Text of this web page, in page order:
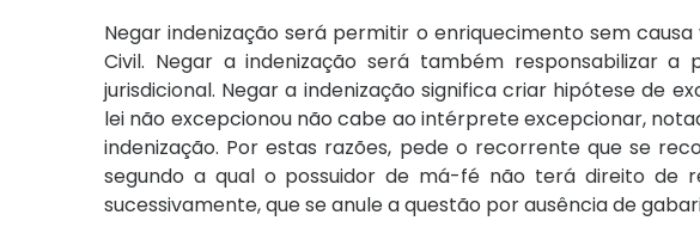
Negar indenização será permitir o enriquecimento sem
Civil. Negar a indenização será também responsabilizar
jurisdicional. Negar a indenização significa criar hipótese de
lei não excepcionou não cabe ao intérprete excepcionar,
indenização. Por estas razões, pede o recorrente que se
segundo a qual o possuidor de má-fé não terá direito de
sucessivamente, que se anule a questão por ausência de